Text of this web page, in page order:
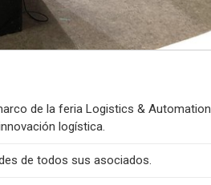
de la feria Logistics & Automation
logística.
de todos sus asociados.